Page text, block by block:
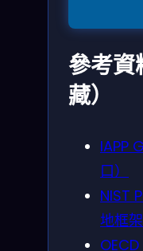
參考資
藏）
IAPP
口）
NIST
地框架